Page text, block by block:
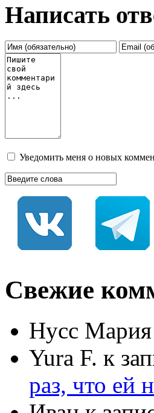
Написать
Уведомить меня о новых
Свежие
Нусс Мария
Yura F. к
раз, что ей